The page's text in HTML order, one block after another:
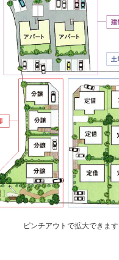
ピンチアウトで拡大できます